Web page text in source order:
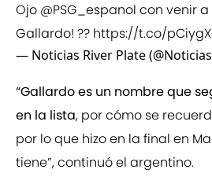
Ojo @PSG_espanol con venir
Gallardo! ?? https://t.co/
— Noticias River Plate
“Gallardo es un nombre que
en la lista, por cómo se
por lo que hizo en la final en
tiene”, continuó el argentino.